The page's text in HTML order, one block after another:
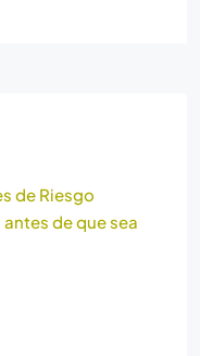
de Riesgo
de que sea